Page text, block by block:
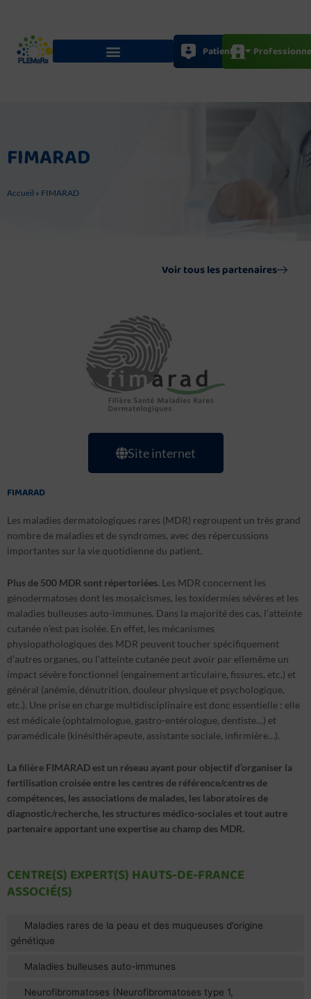
contenu
Patients
FIMARAD
Accueil » FIMARAD
Voir tous les partenaires
Site internet
FIMARAD
Les maladies dermatologiques rares (MDR) regroupent un très grand
nombre de maladies et de syndromes, avec des répercussions
importantes sur la vie quotidienne du patient.
Plus de 500 MDR sont répertoriées. Les MDR concernent les
génodermatoses dont les mosaicismes, les toxidermies sévères et les
maladies bulleuses auto-immunes. Dans la majorité des cas, l’atteinte
cutanée n’est pas isolée. En effet, les mécanismes
physiopathologiques des MDR peuvent toucher spécifiquement
d’autres organes, ou l’atteinte cutanée peut avoir par ellemême un
impact sévère fonctionnel (engainement articulaire, fissures, etc.) et
général (anémie, dénutrition, douleur physique et psychologique,
etc.). Une prise en charge multidisciplinaire est donc essentielle : elle
est médicale (ophtalmologue, gastro-entérologue, dentiste…) et
paramédicale (kinésithérapeute, assistante sociale, infirmière…).
La filière FIMARAD est un réseau ayant pour objectif d’organiser la
fertilisation croisée entre les centres de référence/centres de
compétences, les associations de malades, les laboratoires de
diagnostic/recherche, les structures médico-sociales et tout autre
partenaire apportant une expertise au champ des MDR.
CENTRE(S) EXPERT(S) HAUTS-DE-FRANCE
ASSOCIÉ(S)
Maladies rares de la peau et des muqueuses d’origine
génétique
Maladies bulleuses auto-immunes
Neurofibromatoses (Neurofibromatoses type 1,